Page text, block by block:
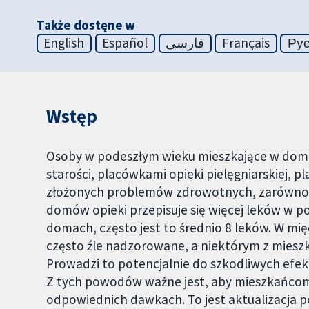
Także dostęne w
English
Español فارسی Français
Wstęp
Osoby w podeszłym wieku mieszkające w
starości, placówkami opieki pielęgniarskiej,
złożonych problemów zdrowotnych,
domów opieki przepisuje się więcej leków w
domach, często jest to średnio 8 leków. W
często źle nadzorowane, a niektórym z
Prowadzi to potencjalnie do szkodliwych
Z tych powodów ważne jest, aby
odpowiednich dawkach. To jest aktualizacja